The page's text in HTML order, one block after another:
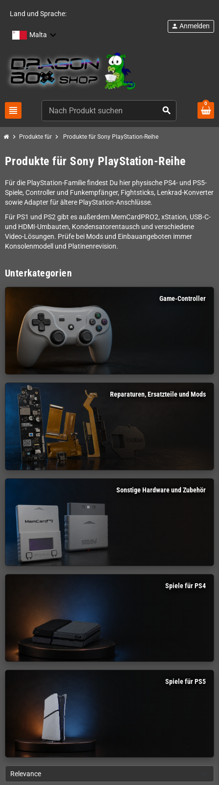
Land und Sprache:
Malta
view_headline search
person Anmelden
0
chevron_right Produkte für chevron_right Produkte für Sony PlayStation-Reihe
Produkte für Sony PlayStation-Reihe
Für die PlayStation-Familie findest Du hier physische PS4- und PS5-
Spiele, Controller und Funkempfänger, Fightsticks, Lenkrad-Konverter
sowie Adapter für ältere PlayStation-Anschlüsse.
Für PS1 und PS2 gibt es außerdem MemCardPRO2, xStation, USB-C-
und HDMI-Umbauten, Kondensatorentausch und verschiedene
Video-Lösungen. Prüfe bei Mods und Einbauangeboten immer
Konsolenmodell und Platinenrevision.
Unterkategorien
Game-Controller
Reparaturen, Ersatzteile und Mods
Sonstige Hardware und Zubehör
Spiele für PS4
Spiele für PS5
Relevance